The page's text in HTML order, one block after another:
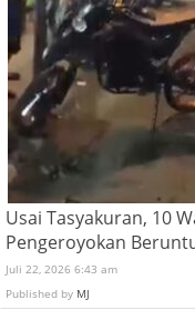
Usai Tasyakuran, 10
Pengeroyokan
Juli 22, 2026 6:43 am
Published by MJ